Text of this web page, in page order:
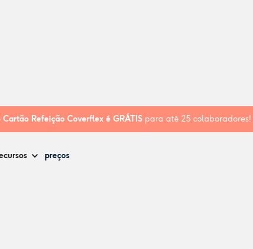
Cartão Refeição Coverflex é GRÁTIS para até 25 colaboradores!
preços